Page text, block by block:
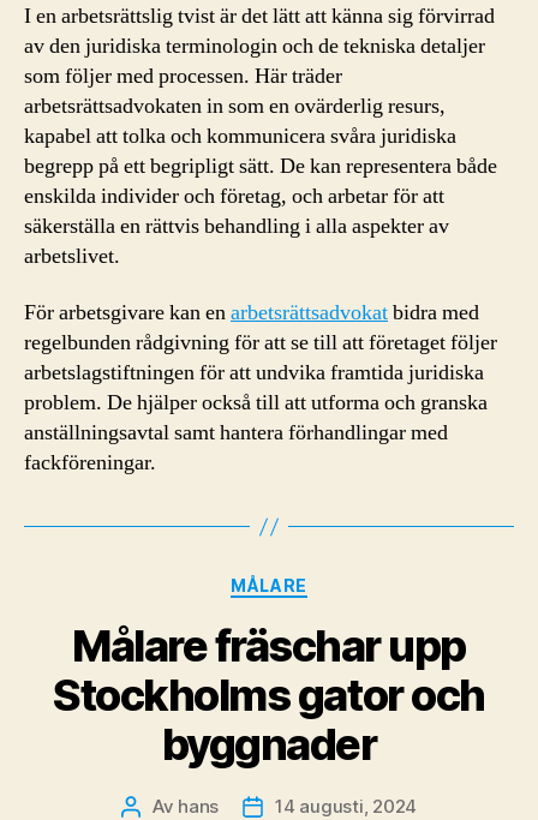
I en arbetsrättslig tvist är det lätt att känna sig förvirrad
av den juridiska terminologin och de tekniska detaljer
som följer med processen. Här träder
arbetsrättsadvokaten in som en ovärderlig resurs,
kapabel att tolka och kommunicera svåra juridiska
begrepp på ett begripligt sätt. De kan representera både
enskilda individer och företag, och arbetar för att
säkerställa en rättvis behandling i alla aspekter av
arbetslivet.
För arbetsgivare kan enarbetsrättsadvokatbidra med
regelbunden rådgivning för att se till att företaget följer
arbetslagstiftningen för att undvika framtida juridiska
problem. De hjälper också till att utforma och granska
anställningsavtal samt hantera förhandlingar med
fackföreningar.
Kategorier
MÅLARE
Målare fräschar upp
Stockholms gator och
byggnader
Inläggsförfattare
Av hans Inläggsdatum
14 augusti, 2024